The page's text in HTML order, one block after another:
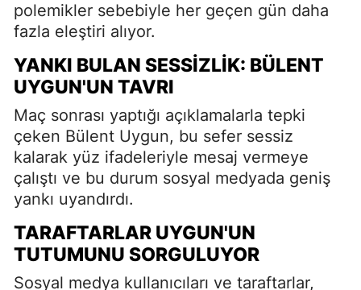
polemikler sebebiyle her geçen gün daha
fazla eleştiri alıyor.
YANKI BULAN SESSIZLIK: BÜLENT
UYGUN'UN TAVRI
Maç sonrası yaptığı açıklamalarla tepki
çeken Bülent Uygun, bu sefer sessiz
kalarak yüz ifadeleriyle mesaj vermeye
çalıştı ve bu durum sosyal medyada geniş
yankı uyandırdı.
TARAFTARLAR UYGUN'UN
TUTUMUNU SORGULUYOR
Sosyal medya kullanıcıları ve taraftarlar,